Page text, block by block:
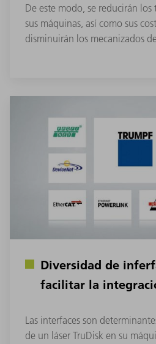
De este modo, se reducirán
sus máquinas, así como sus
disminuirán los mecanizados
Diversidad de
facilitar la
Las interfaces son
de un láser TruDisk en su